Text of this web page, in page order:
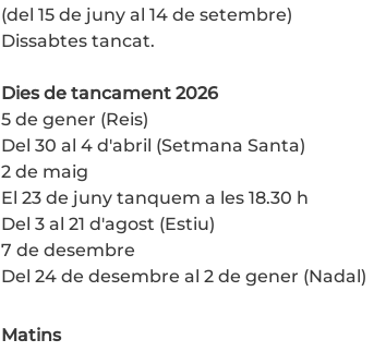
(del 15 de juny al 14 de setembre)
Dissabtes tancat.
Dies de tancament 2026
5 de gener (Reis)
Del 30 al 4 d'abril (Setmana Santa)
2 de maig
El 23 de juny tanquem a les 18.30 h
Del 3 al 21 d'agost (Estiu)
7 de desembre
Del 24 de desembre al 2 de gener (Nadal)
Matins